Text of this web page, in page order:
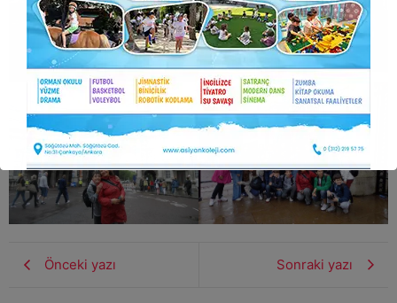
Önceki yazı Sonraki yazı